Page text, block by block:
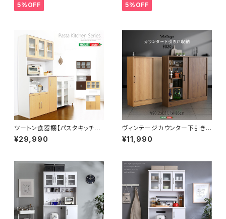
5%OFF 5%OFF
ツートン食器棚【パスタキッチン
ボード】（幅90cm×高さ180cm
タイプ） PST-1890
¥29,990
ヴィンテージカウンター下引き
戸収納9020 VKSS-9020
¥11,990